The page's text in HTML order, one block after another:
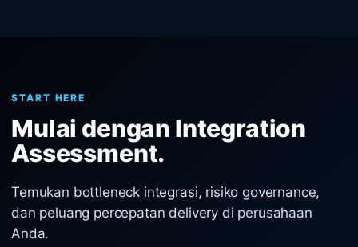
START HERE
Mulai dengan Integration
Assessment.
Temukan bottleneck integrasi, risiko governance,
dan peluang percepatan delivery di perusahaan
Anda.